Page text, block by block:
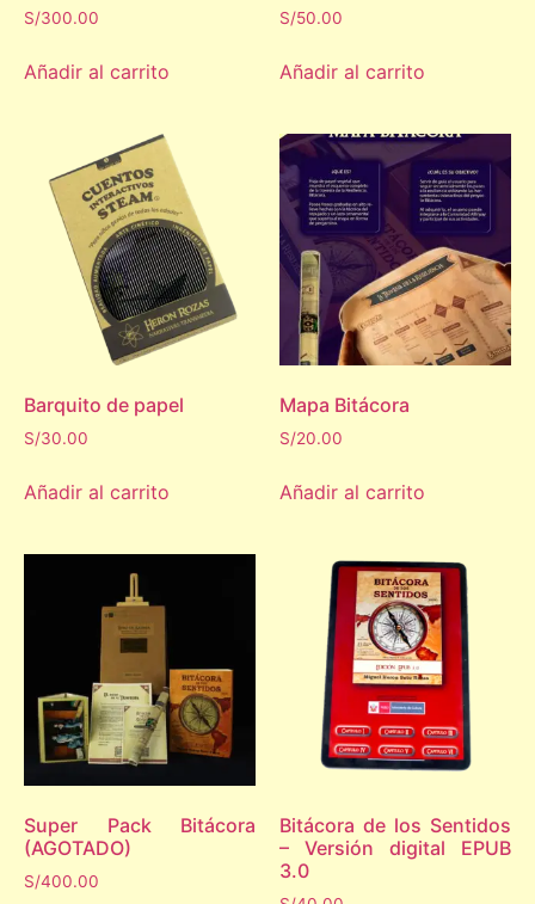
S/300.00
Añadir al carrito
S/50.00
Añadir al carrito
Barquito de papel
S/30.00
Añadir al carrito
Mapa Bitácora
S/20.00
Añadir al carrito
Super Pack Bitácora
(AGOTADO)
S/400.00
Bitácora de los Sentidos
– Versión digital EPUB
3.0